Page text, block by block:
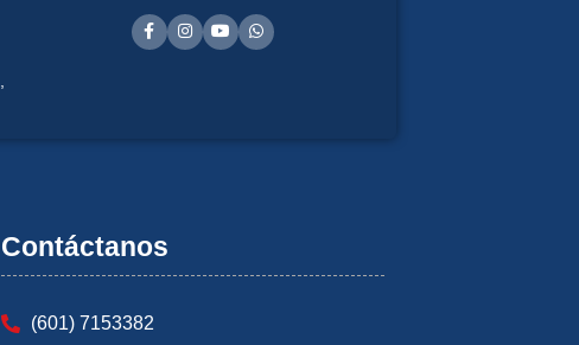
Contáctanos
(601) 7153382